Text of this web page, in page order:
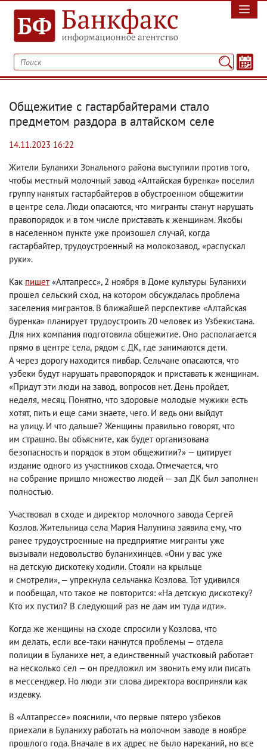
Общежитие с гастарбайтерами стало
предметом раздора в алтайском селе
14.11.2023 16:22
Жители Буланихи Зонального района выступили против того,
чтобы местный молочный завод «Алтайская буренка» поселил
группу нанятых гастарбайтеров в обустроенном общежитии
в центре села. Люди опасаются, что мигранты станут нарушать
правопорядок и в том числе приставать к женщинам. Якобы
в населенном пункте уже произошел случай, когда
гастарбайтер, трудоустроенный на молокозавод, «распускал
руки».
Как пишет «Алтапресс», 2 ноября в Доме культуры Буланихи
прошел сельский сход, на котором обсуждалась проблема
заселения мигрантов. В ближайшей перспективе «Алтайская
буренка» планирует трудоустроить 20 человек из Узбекистана.
Для них компания подготовила общежитие. Оно располагается
прямо в центре села, рядом с ДК, где занимаются дети.
А через дорогу находится пивбар. Сельчане опасаются, что
узбеки будут нарушать правопорядок и приставать к женщинам.
«Придут эти люди на завод, вопросов нет. День пройдет,
неделя, месяц. Понятно, что здоровые молодые мужики есть
хотят, пить и еще сами знаете, чего. И ведь они выйдут
на улицу. И что дальше? Женщины правильно говорят, что
им страшно. Вы объясните, как будет организована
безопасность и порядок в этом общежитии?» — цитирует
издание одного из участников схода. Отмечается, что
на собрание пришло множество людей — зал ДК был заполнен
полностью.
Участвовал в сходе и директор молочного завода Сергей
Козлов. Жительница села Мария Налунина заявила ему, что
ранее трудоустроенные на предприятие мигранты уже
вызывали недовольство буланихинцев. «Они у вас уже
на детскую дискотеку ходили. Стояли на крыльце
и смотрели», — упрекнула сельчанка Козлова. Тот удивился
и пообещал, что такое не повторится: «На детскую дискотеку?
Кто их пустил? В следующий раз не дам им туда идти».
Когда же женщины на сходе спросили у Козлова, что
им делать, если все-таки начнутся проблемы — отдела
полиции в Буланихе нет, а единственный участковый работает
на несколько сел — он предложил им звонить ему или писать
в мессенджер. Но люди эти слова директора восприняли как
издевку.
В «Алтапрессе» пояснили, что первые пятеро узбеков
приехали в Буланиху работать на молочном заводе в ноябре
прошлого года. Вначале в их адрес не было нареканий, но все